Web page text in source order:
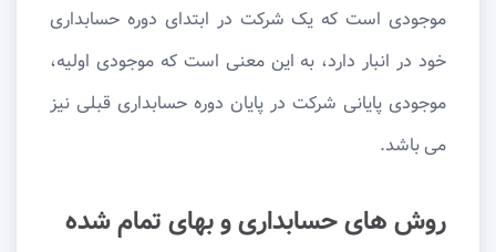
موجودی است که یک شرکت در ابتدای دوره حسابداری
خود در انبار دارد، به این معنی است که موجودی اولیه،
موجودی پایانی شرکت در پایان دوره حسابداری قبلی نیز
می باشد.
روش های حسابداری و بهای تمام شده